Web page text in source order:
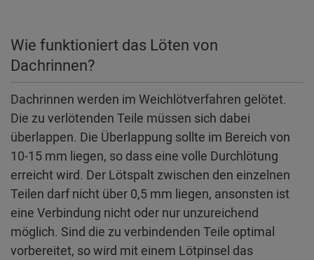
Wie funktioniert das Löten von
Dachrinnen?
Dachrinnen werden im Weichlötverfahren gelötet.
Die zu verlötenden Teile müssen sich dabei
überlappen. Die Überlappung sollte im Bereich von
10-15 mm liegen, so dass eine volle Durchlötung
erreicht wird. Der Lötspalt zwischen den einzelnen
Teilen darf nicht über 0,5 mm liegen, ansonsten ist
eine Verbindung nicht oder nur unzureichend
möglich. Sind die zu verbindenden Teile optimal
vorbereitet, so wird mit einem Lötpinsel das